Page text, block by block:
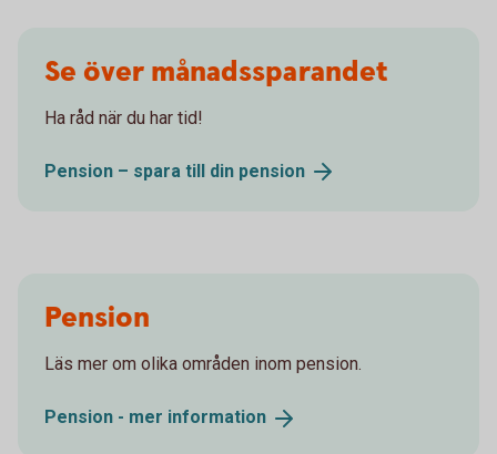
Se över månadssparandet
Ha råd när du har tid!
Pension – spara till din pension
Pension
Läs mer om olika områden inom pension.
Pension - mer information